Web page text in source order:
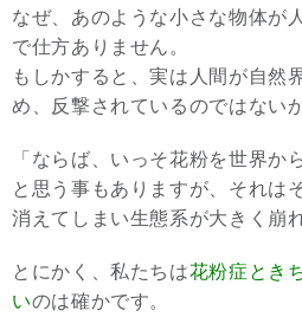
なぜ、あのような小さな物体が
で仕方ありません。
もしかすると、実は人間が自然
め、反撃されているのではない
「ならば、いっそ花粉を世界か
と思う事もありますが、それは
消えてしまい生態系が大きく崩
とにかく、私たちは花粉症とき
いのは確かです。